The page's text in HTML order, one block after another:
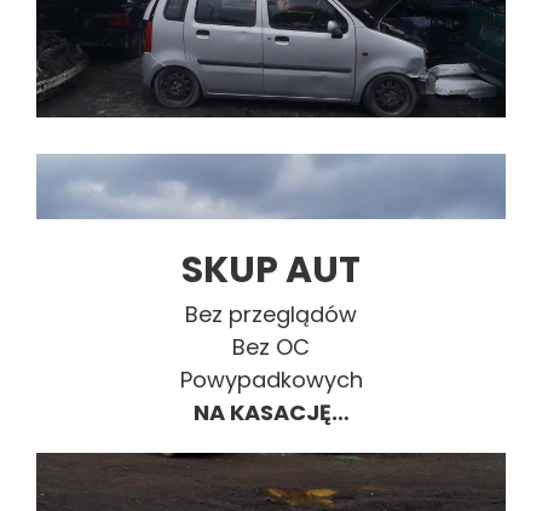
SKUP AUT
Bez przeglądów
Bez OC
Powypadkowych
NA KASACJĘ…